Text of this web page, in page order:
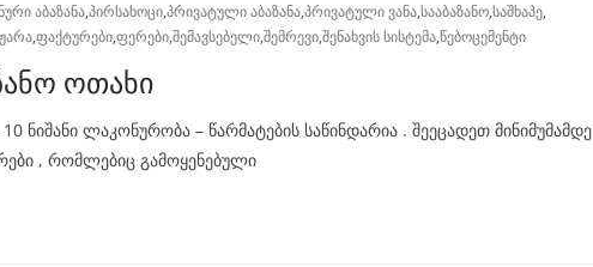
აბაზანა,პირსახოცი,პრივატული აბაზანა,პრივატული ვანა,სააბაზანო,საშხაპე,
,ფაქტურები,ფერები,შემავსებელი,შემრევი,შენახვის სისტემა,წებოცემენტი
ოთახი
ნიშანი ლაკონურობა – წარმატების საწინდარია . შეეცადეთ მინიმუმამდე
, რომლებიც გამოყენებული